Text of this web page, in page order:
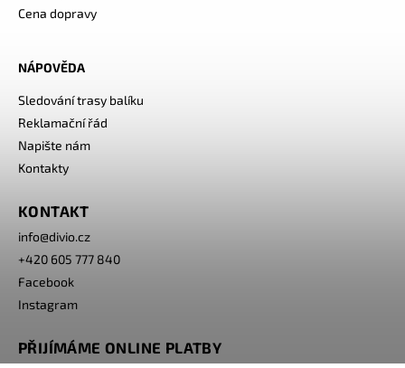
Cena dopravy
NÁPOVĚDA
Sledování trasy balíku
Reklamační řád
Napište nám
Kontakty
KONTAKT
info@divio.cz
+420 605 777 840
Facebook
Instagram
PŘIJÍMÁME ONLINE PLATBY